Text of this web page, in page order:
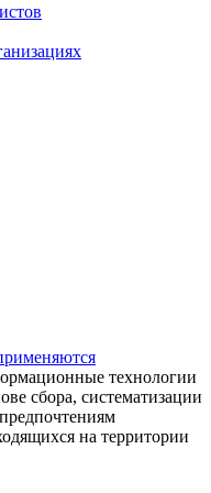
технологии
сбора, систематизации
на территории